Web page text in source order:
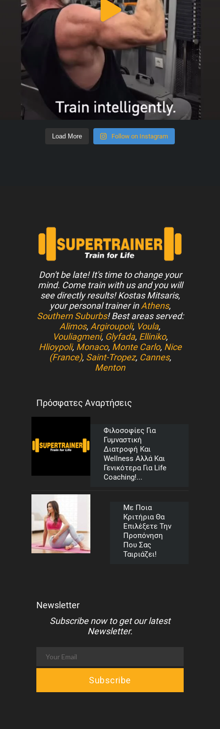
Load More Follow on Instagram
Don't be late! It's time to change your
mind. Come train with us and you will
see directly results! Kostas Mitsaris,
your personal trainer inAthens,
Southern Suburbs! Best areas served:
Alimos, Argiroupoli, Voula,
Vouliagmeni, Glyfada, Elliniko,
Hlioypoli, Monaco, Monte Carlo, Nice
(France), Saint-Tropez, Cannes,
Menton
Πρόσφατες Αναρτήσεις
Φιλοσοφίες Για
Γυμναστική
Διατροφή Και
Wellness Αλλά Και
Γενικότερα Για Life
Coaching!...
Με Ποια
Κριτήρια Θα
Επιλέξετε Την
Προπόνηση
Που Σας
Ταιριάζει!
Newsletter
Subscribe now to get our latest
Newsletter.